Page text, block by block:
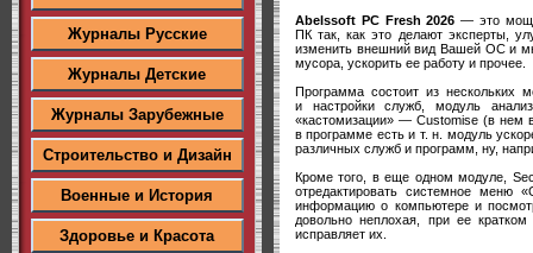
Журналы Русские
Журналы Детские
Журналы Зарубежные
Строительство и Дизайн
Военные и История
Здоровье и Красота
Abelssoft PC Fresh 2026 — это
ПК так, как это делают эксперты,
изменить внешний вид Вашей ОС и
мусора, ускорить ее работу и прочее.
Программа состоит из нескольких
и настройки служб, модуль
«кастомизации» — Customise (в нем
в программе есть и т. н. модуль
различных служб и программ, ну,
Кроме того, в еще одном модуле,
отредактировать системное меню
информацию о компьютере и
довольно неплохая, при ее
исправляет их.